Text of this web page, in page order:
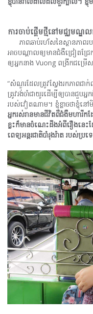
ការចាប់ផ្តើមថ្មីនៅមជ្ឈមណ្
ភាពឆាប់រហ័សនៃស្ថានភាពរ
អាចបណ្តាលឲ្យមានជំងឺជ្រៀតជ្រែ
ឲ្យអ្នកនាង Vuong ពង្រីកជម្រើស
“សំណួរដែលត្រូវស្វែងរកភាពជាក់
ត្រូវរង់ចាំជាយូរដើម្បីឲ្យបានជួបអ្
របស់វៀតណាម។ ខ្ញុំខ្លាចថាខ្ញុំនៅ
អ្នករស់រានមានជីវិតពីជំងឺមហារី
ខ្លះក៏មានចំណេះដឹងអំពីរឿងនេះដ
ពេទ្យអន្តរជាតិបាំរុងរ៉ាត របស់ប្រទ